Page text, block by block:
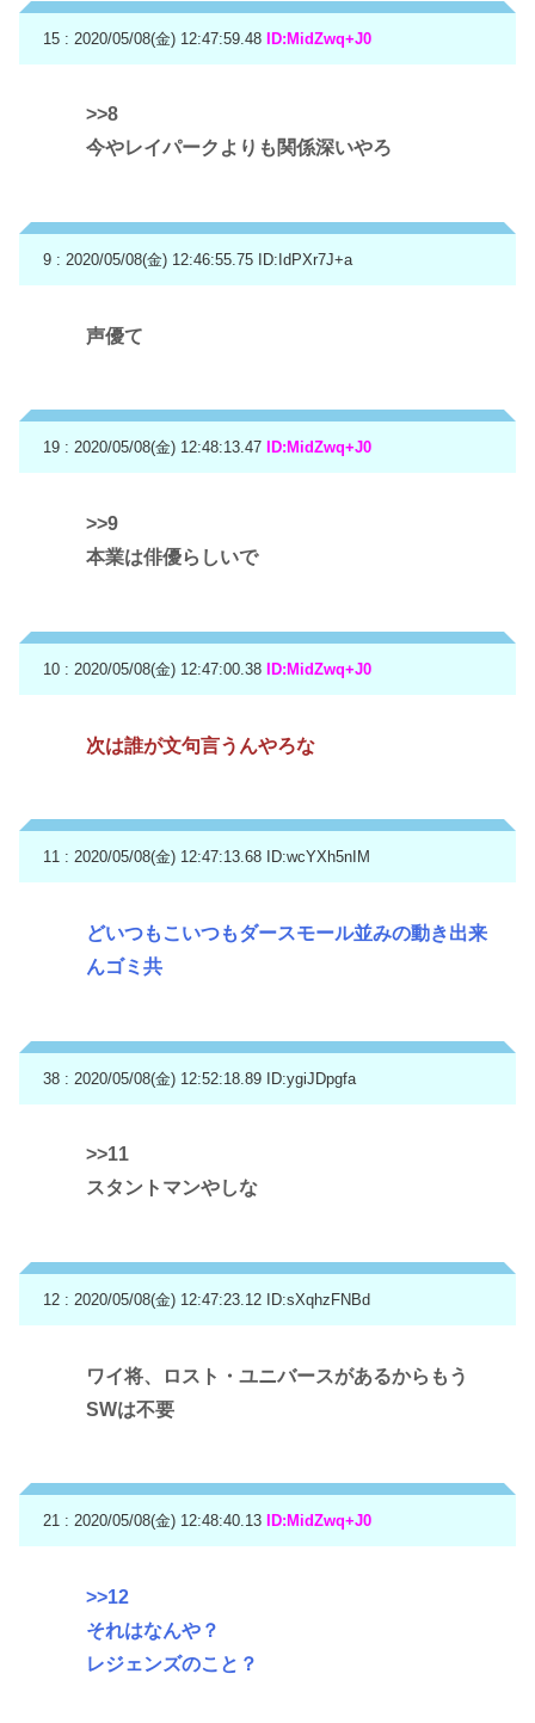
15 : 2020/05/08(金) 12:47:59.48 ID:MidZwq+J0
>>8
今やレイパークよりも関係深いやろ
9 : 2020/05/08(金) 12:46:55.75 ID:IdPXr7J+a
声優て
19 : 2020/05/08(金) 12:48:13.47 ID:MidZwq+J0
>>9
本業は俳優らしいで
10 : 2020/05/08(金) 12:47:00.38 ID:MidZwq+J0
次は誰が文句言うんやろな
11 : 2020/05/08(金) 12:47:13.68 ID:wcYXh5nIM
どいつもこいつもダースモール並みの動き出来
んゴミ共
38 : 2020/05/08(金) 12:52:18.89 ID:ygiJDpgfa
>>11
スタントマンやしな
12 : 2020/05/08(金) 12:47:23.12 ID:sXqhzFNBd
ワイ将、ロスト・ユニバースがあるからもう
SWは不要
21 : 2020/05/08(金) 12:48:40.13 ID:MidZwq+J0
>>12
それはなんや？
レジェンズのこと？